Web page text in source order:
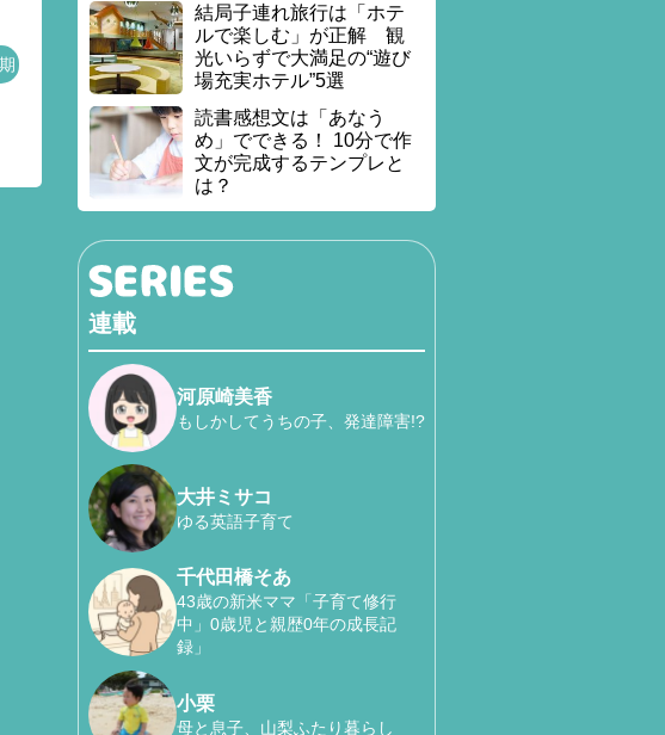
結局子連れ旅行は「ホテ
ルで楽しむ」が正解 観
光いらずで大満足の“遊び
場充実ホテル”5選
読書感想文は「あなう
め」でできる！ 10分で作
文が完成するテンプレと
は？
連載
河原崎美香
もしかしてうちの子、発達障害!?
大井ミサコ
ゆる英語子育て
千代田橋そあ
43歳の新米ママ「子育て修行
中」0歳児と親歴0年の成長記
録」
小栗
母と息子、山梨ふたり暮らし